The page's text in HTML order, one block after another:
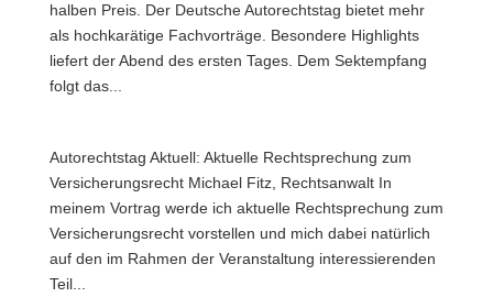
halben Preis. Der Deutsche Autorechtstag bietet mehr
als hochkarätige Fachvorträge. Besondere Highlights
liefert der Abend des ersten Tages. Dem Sektempfang
folgt das...
Autorechtstag Aktuell: Aktuelle Rechtsprechung zum
Versicherungsrecht Michael Fitz, Rechtsanwalt In
meinem Vortrag werde ich aktuelle Rechtsprechung zum
Versicherungsrecht vorstellen und mich dabei natürlich
auf den im Rahmen der Veranstaltung interessierenden
Teil...